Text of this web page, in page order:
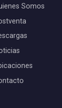
Somos